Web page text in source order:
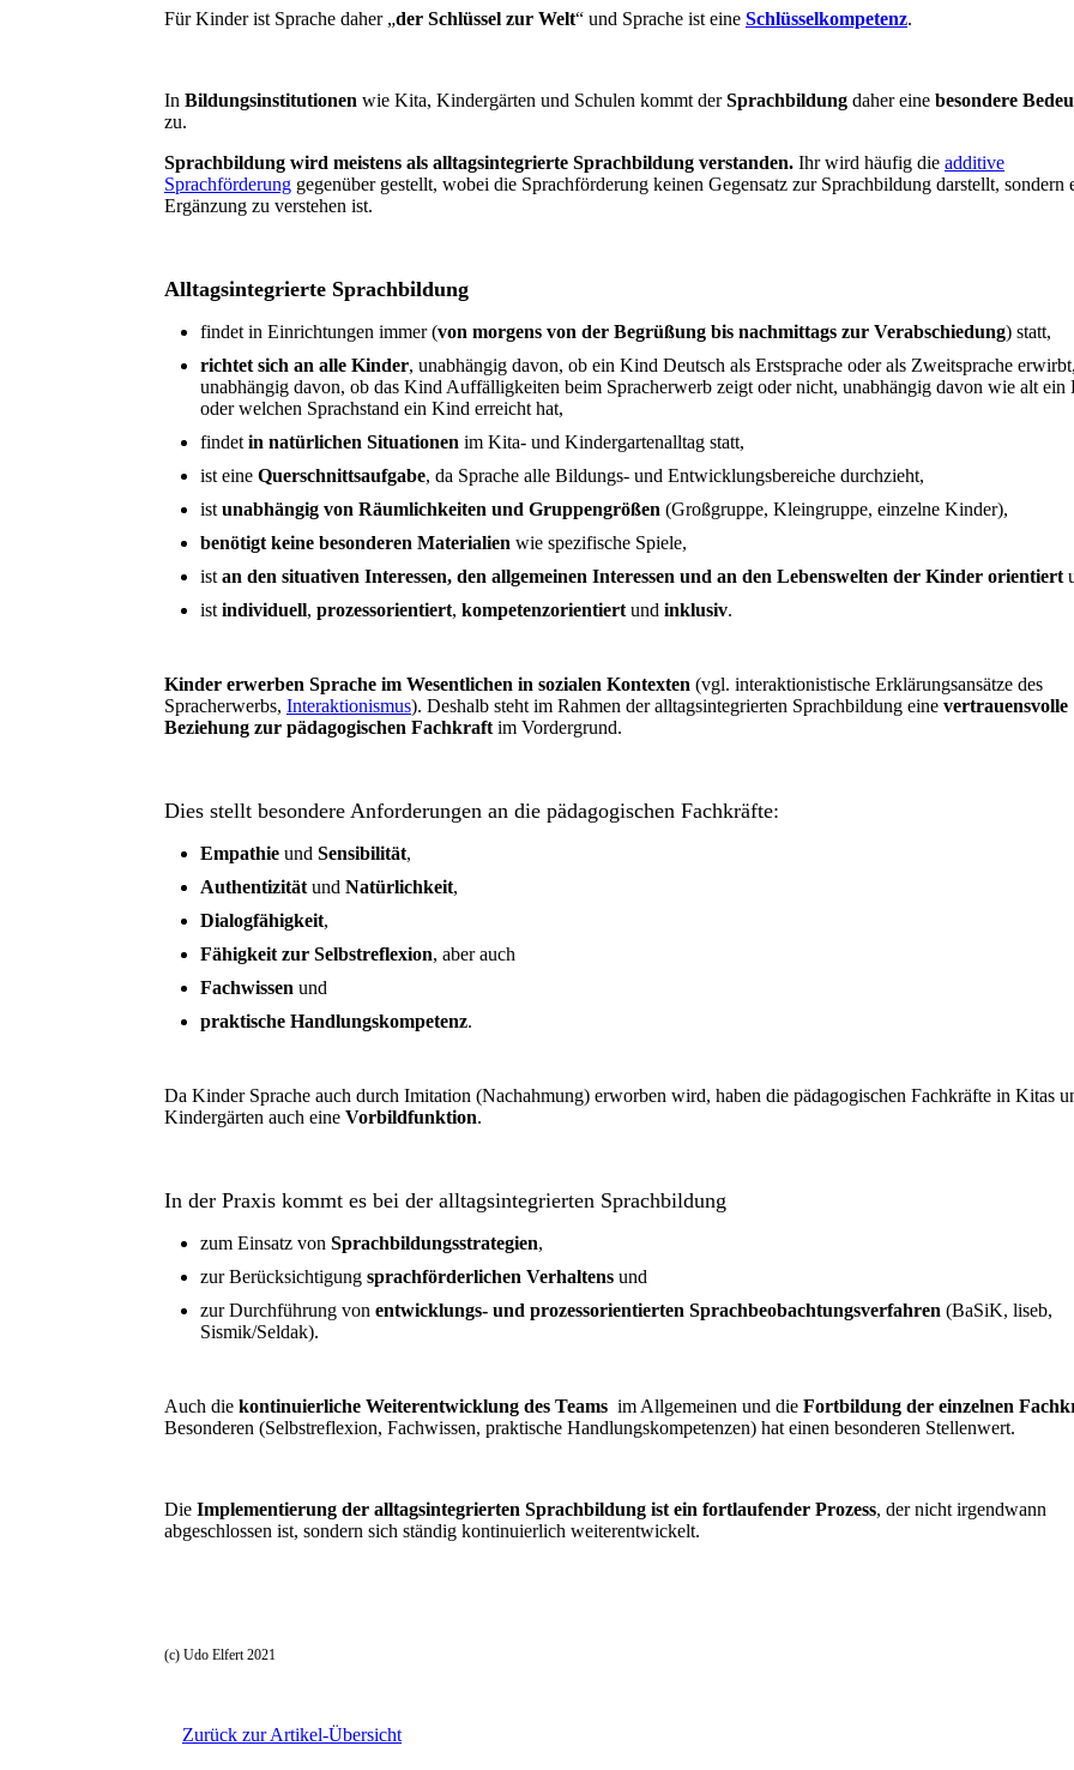
Für Kinder ist Sprache daher „der Schlüssel zur Welt“ und Sprache ist eine Schlüsselkompetenz.
In Bildungsinstitutionen wie Kita, Kindergärten und Schulen kommt derSprachbildung daher eine besondere
zu.
Sprachbildung wird meistens als alltagsintegrierte Sprachbildung verstanden. Ihr wird häufig die additive
Sprachförderung gegenüber gestellt, wobei die Sprachförderung keinen Gegensatz zur Sprachbildung darstellt, sondern
Ergänzung zu verstehen ist.
Alltagsintegrierte Sprachbildung
findet in Einrichtungen immer (von morgens von der Begrüßung bis nachmittags zur Verabschiedung) statt,
richtet sich an alle Kinder, unabhängig davon, ob ein Kind Deutsch als Erstsprache oder als Zweitsprache
unabhängig davon, ob das Kind Auffälligkeiten beim Spracherwerb zeigt oder nicht, unabhängig davon wie alt ein
oder welchen Sprachstand ein Kind erreicht hat,
findet in natürlichen Situationen im Kita- und Kindergartenalltag statt,
ist eine Querschnittsaufgabe, da Sprache alle Bildungs- und Entwicklungsbereiche durchzieht,
ist unabhängig von Räumlichkeiten und Gruppengrößen (Großgruppe, Kleingruppe, einzelne Kinder),
benötigt keine besonderen Materialien wie spezifische Spiele,
ist an den situativen Interessen, den allgemeinen Interessen und an den Lebenswelten der Kinder orientiert
ist individuell, prozessorientiert, kompetenzorientiert und inklusiv.
Kinder erwerben Sprache im Wesentlichen in sozialen Kontexten (vgl. interaktionistische Erklärungsansätze des
Spracherwerbs, Interaktionismus). Deshalb steht im Rahmen der alltagsintegrierten Sprachbildung eine vertrauensvolle
Beziehung zur pädagogischen Fachkraft im Vordergrund.
Dies stellt besondere Anforderungen an die pädagogischen Fachkräfte:
Empathie und Sensibilität,
Authentizität und Natürlichkeit,
Dialogfähigkeit,
Fähigkeit zur Selbstreflexion, aber auch
Fachwissen und
praktische Handlungskompetenz.
Da Kinder Sprache auch durch Imitation (Nachahmung) erworben wird, haben die pädagogischen Fachkräfte in Kitas
Kindergärten auch eine Vorbildfunktion.
In der Praxis kommt es bei der alltagsintegrierten Sprachbildung
zum Einsatz von Sprachbildungsstrategien,
zur Berücksichtigung sprachförderlichen Verhaltens und
zur Durchführung von entwicklungs- und prozessorientierten Sprachbeobachtungsverfahren (BaSiK, liseb,
Sismik/Seldak).
Auch die kontinuierliche Weiterentwicklung des Teams im Allgemeinen und die Fortbildung der einzelnen
Besonderen (Selbstreflexion, Fachwissen, praktische Handlungskompetenzen) hat einen besonderen Stellenwert.
Die Implementierung der alltagsintegrierten Sprachbildung ist ein fortlaufender Prozess, der nicht irgendwann
abgeschlossen ist, sondern sich ständig kontinuierlich weiterentwickelt.
(c) Udo Elfert 2021
Zurück zur Artikel-Übersicht